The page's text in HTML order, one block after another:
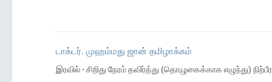
டாக்டர். முஹம்மது ஜான் தமிழாக்கம்
இரவில் - சிறிது நேரம் தவிர்த்து (தொழுகைக்காக எழுந்து)